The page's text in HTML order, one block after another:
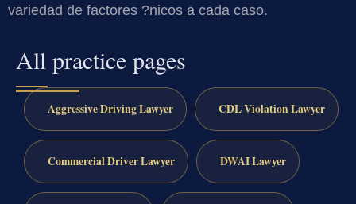
variedad de factores ?nicos a cada caso.
All practice pages
Aggressive Driving Lawyer CDL Violation Lawyer
Commercial Driver Lawyer DWAI Lawyer